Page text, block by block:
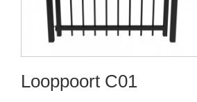
Looppoort C01